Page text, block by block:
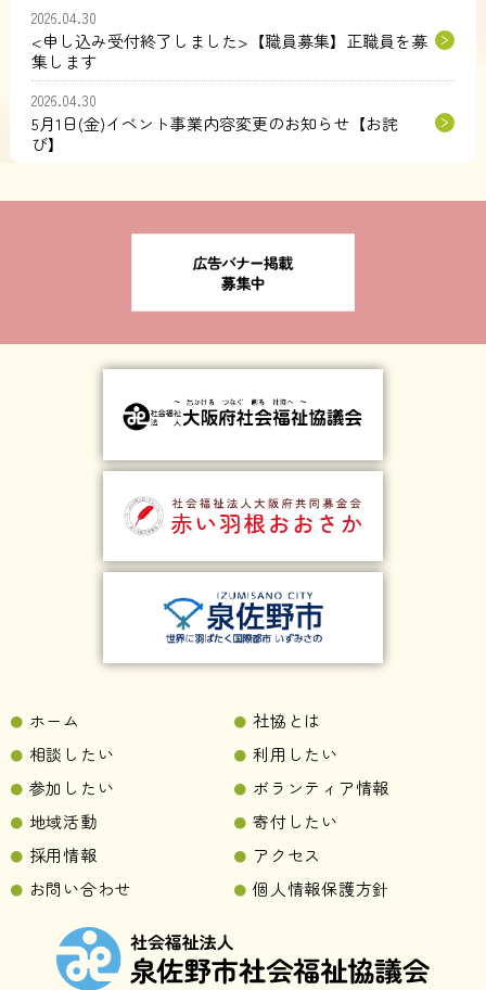
2026.04.30
<申し込み受付終了しました>【職員募集】正職員を募
集します
2026.04.30
5月1日(金)イベント事業内容変更のお知らせ【お詫
び】
ホーム
社協とは
相談したい
利用したい
参加したい
ボランティア情報
地域活動
寄付したい
採用情報
アクセス
お問い合わせ
個人情報保護方針